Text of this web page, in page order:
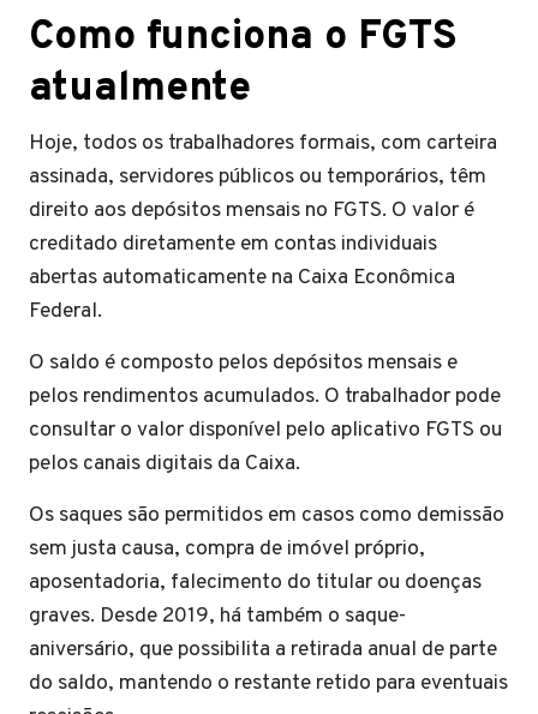
Como funciona o FGTS
atualmente
Hoje, todos os trabalhadores formais, com carteira
assinada, servidores públicos ou temporários, têm
direito aos depósitos mensais no FGTS. O valor é
creditado diretamente em contas individuais
abertas automaticamente na Caixa Econômica
Federal.
O saldo é composto pelos depósitos mensais e
pelos rendimentos acumulados. O trabalhador pode
consultar o valor disponível pelo aplicativo FGTS ou
pelos canais digitais da Caixa.
Os saques são permitidos em casos como demissão
sem justa causa, compra de imóvel próprio,
aposentadoria, falecimento do titular ou doenças
graves. Desde 2019, há também o saque-
aniversário, que possibilita a retirada anual de parte
do saldo, mantendo o restante retido para eventuais